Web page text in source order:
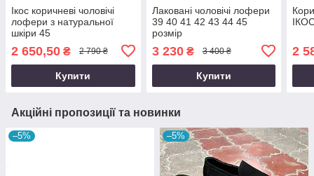
Ікос коричневі чоловічі
лофери з натуральної
шкіри 45
2 650,50 ₴ 2 790 ₴
Купити
Лаковані чоловічі лофери
39 40 41 42 43 44 45
розмір
3 230₴ 3 400 ₴
Купити
2
Акційні пропозиції та новинки
–5% –5%